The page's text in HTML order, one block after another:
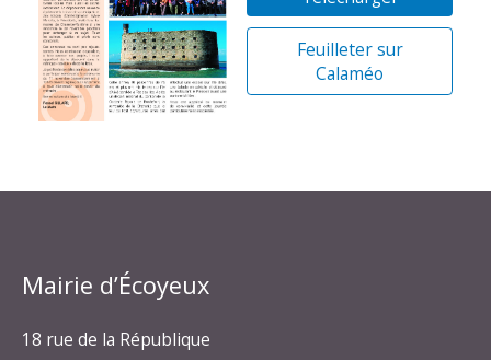
Feuilleter sur
Calaméo
Mairie d’Écoyeux
18 rue de la République